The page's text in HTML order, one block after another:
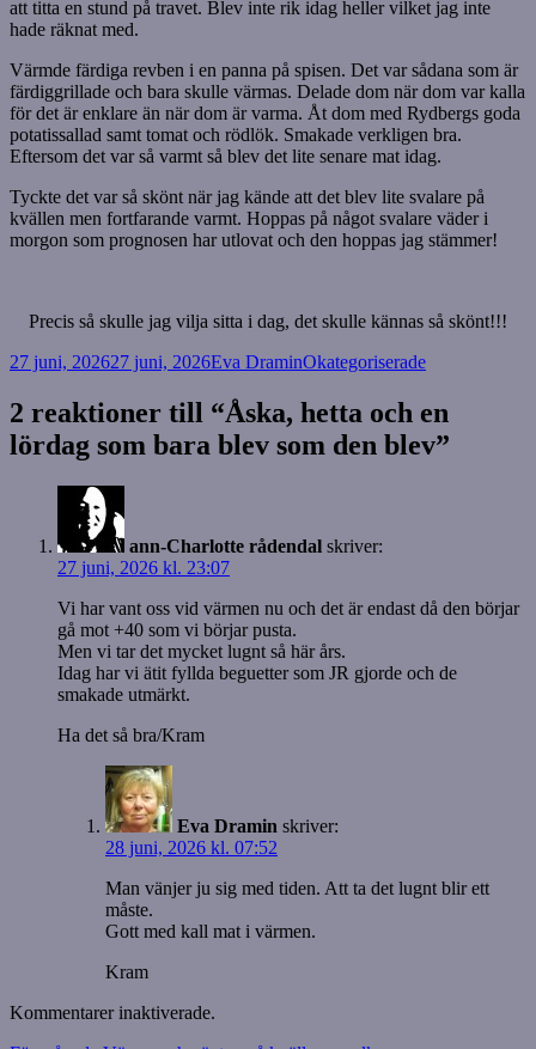
att titta en stund på travet. Blev inte rik idag heller vilket jag inte
hade räknat med.
Värmde färdiga revben i en panna på spisen. Det var sådana som är
färdiggrillade och bara skulle värmas. Delade dom när dom var kalla
för det är enklare än när dom är varma. Åt dom med Rydbergs goda
potatissallad samt tomat och rödlök. Smakade verkligen bra.
Eftersom det var så varmt så blev det lite senare mat idag.
Tyckte det var så skönt när jag kände att det blev lite svalare på
kvällen men fortfarande varmt. Hoppas på något svalare väder i
morgon som prognosen har utlovat och den hoppas jag stämmer!
Precis så skulle jag vilja sitta i dag, det skulle kännas så skönt!!!
Postat
27 juni, 202627 juni, 2026Författare
Eva DraminKategorier
Okategoriserade
2 reaktioner till “Åska, hetta och en
lördag som bara blev som den blev”
ann-Charlotte rådendal skriver:
27 juni, 2026 kl. 23:07
Vi har vant oss vid värmen nu och det är endast då den börjar
gå mot +40 som vi börjar pusta.
Men vi tar det mycket lugnt så här års.
Idag har vi ätit fyllda beguetter som JR gjorde och de
smakade utmärkt.
Ha det så bra/Kram
Eva Dramin skriver:
28 juni, 2026 kl. 07:52
Man vänjer ju sig med tiden. Att ta det lugnt blir ett
måste.
Gott med kall mat i värmen.
Kram
Kommentarer inaktiverade.